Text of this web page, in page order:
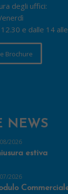
degli uffici:
e dalle 14
Brochure
NEWS
2026
estiva
2026